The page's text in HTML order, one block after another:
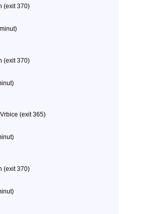
(exit 370)
(exit 370)
(exit 365)
(exit 370)